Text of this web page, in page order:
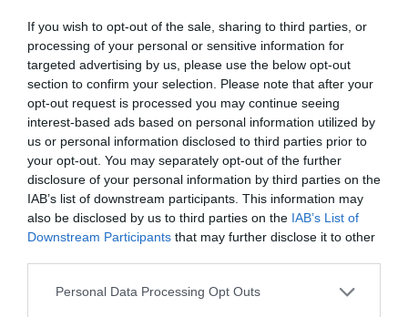
If you wish to opt-out of the sale, sharing to third parties, or
processing of your personal or sensitive information for
targeted advertising by us, please use the below opt-out
section to confirm your selection. Please note that after your
opt-out request is processed you may continue seeing
interest-based ads based on personal information utilized by
us or personal information disclosed to third parties prior to
your opt-out. You may separately opt-out of the further
disclosure of your personal information by third parties on the
IAB’s list of downstream participants. This information may
also be disclosed by us to third parties on the IAB’s List of
Downstream Participants that may further disclose it to other
Personal Data Processing Opt Outs
Matrimoniale 2 MOSTRA TARIFFE
Doppia uso Singola 1 MOSTRA TARIFFE
Singola Superior 1 MOSTRA TARIFFE
Matrimoniale Superior 2 MOSTRA TARIFFE
Camera Standard: dispone di servizi privati, TV color satellitare, telefono,
cassetta di sicurezza, minibar, asciugacapelli, accesso esclusivo al centro
fitness.
Camera Superior: sono camere spaziose e confortevoli con TV color
satellitare, mini bar, telefono, cassetta di sicurezza, asciugacapelli,
cuscini; accesso esclusivo al centro fitness. Aria condizionata (su richiesta)